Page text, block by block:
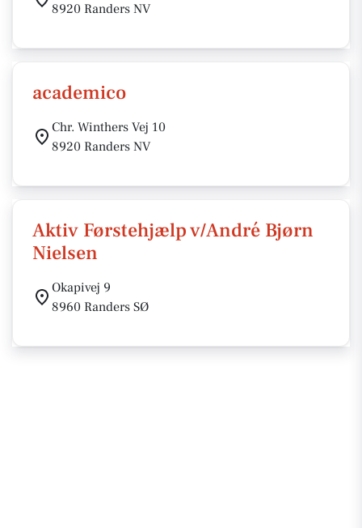
8920 Randers NV
academico
Chr. Winthers Vej 10
8920 Randers NV
Aktiv Førstehjælp v/André Bjørn
Nielsen
Okapivej 9
8960 Randers SØ